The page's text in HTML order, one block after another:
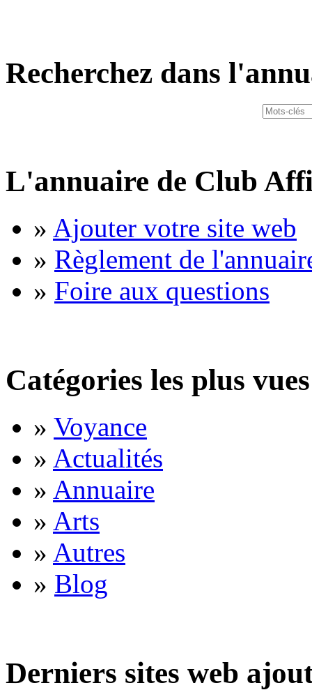
Recherchez dans
L'annuaire de Club
» Ajouter votre site web
» Règlement de
» Foire aux questions
Catégories les plus vues
» Voyance
» Actualités
» Annuaire
» Arts
» Autres
» Blog
Derniers sites web